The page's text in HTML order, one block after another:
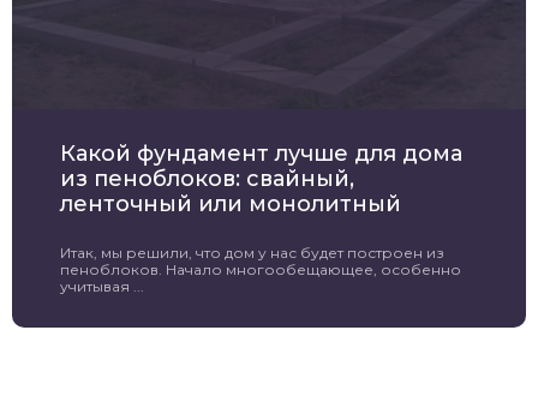
Какой фундамент лучше для дома
из пеноблоков: свайный,
ленточный или монолитный
Итак, мы решили, что дом у нас будет построен из
пеноблоков. Начало многообещающее, особенно
учитывая ...